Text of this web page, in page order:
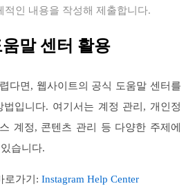
적인 내용을 작성해 제출합니다.
말 센터 활용
다면, 웹사이트의 공식 도움말 센터를
입니다. 여기서는 계정 관리, 개인정
계정, 콘텐츠 관리 등 다양한 주제에
습니다.
로가기:Instagram Help Center